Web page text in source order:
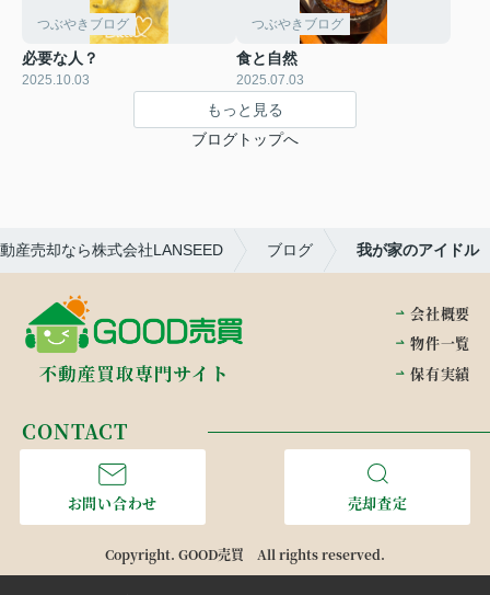
つぶやきブログ
必要な人？
2025.10.03
つぶやきブログ
食と自然
2025.07.03
もっと見る
ブログトップへ
産売却なら株式会社LANSEED ブログ 我が家のアイドル
会社概要
物件一覧
保有実績
CONTACT
お問い合わせ 売却査定
Copyright. GOOD売買 All rights reserved.